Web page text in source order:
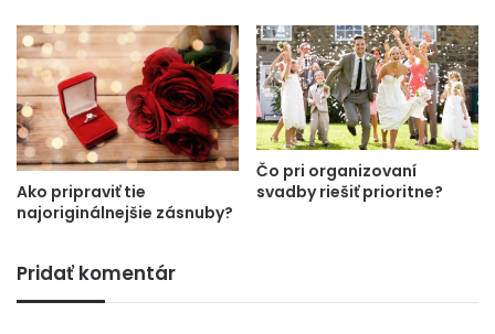
Ako pripraviť tie
najoriginálnejšie zásnuby?
Čo pri organizovaní
svadby riešiť prioritne?
Pridať komentár